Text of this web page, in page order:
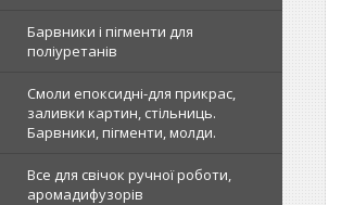
Барвники і пігменти для
поліуретанів
Смоли епоксидні-для прикрас,
заливки картин, стільниць.
Барвники, пігменти, молди.
Все для свічок ручної роботи,
аромадифузорів